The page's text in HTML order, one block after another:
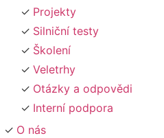
Projekty
Silniční testy
Školení
Veletrhy
Otázky a odpovědi
Interní podpora
O nás